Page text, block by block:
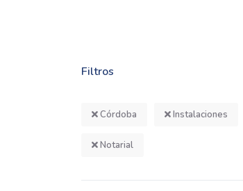
Filtros
Córdoba Instalaciones
Notarial